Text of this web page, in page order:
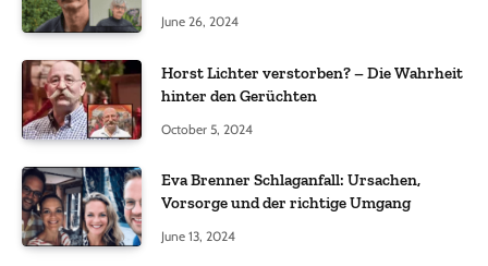
June 26, 2024
Horst Lichter verstorben? – Die Wahrheit
hinter den Gerüchten
October 5, 2024
Eva Brenner Schlaganfall: Ursachen,
Vorsorge und der richtige Umgang
June 13, 2024